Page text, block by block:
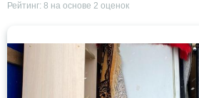
Рейтинг: 8 на основе 2 оценок